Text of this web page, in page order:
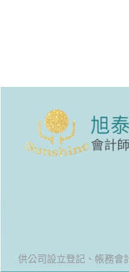
供公司設立登記、帳務會計